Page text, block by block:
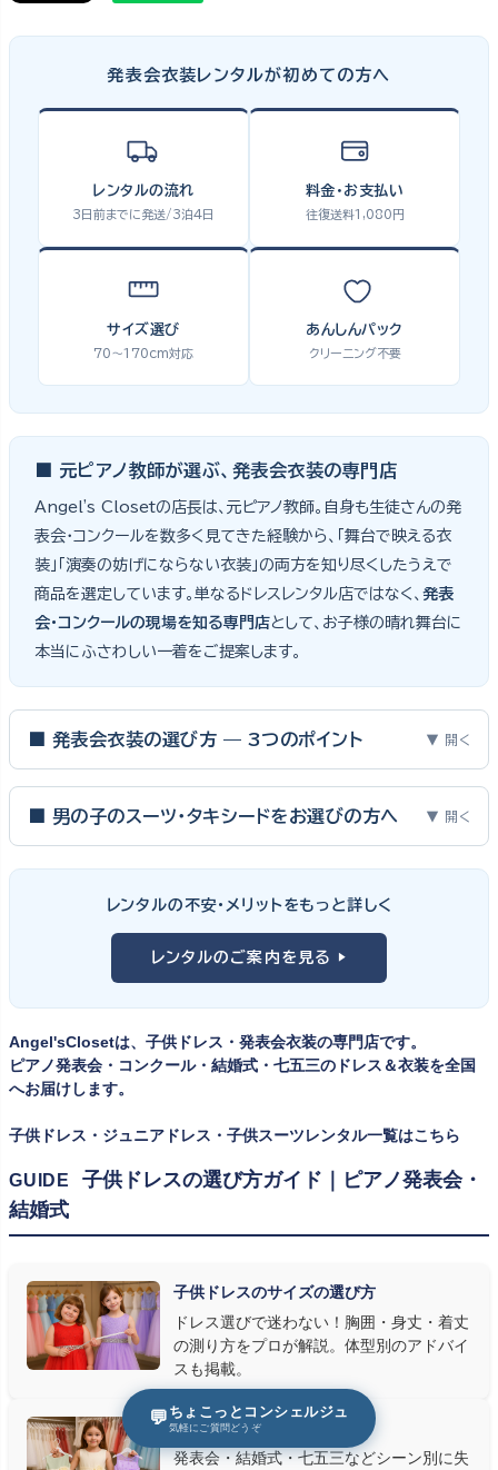
発表会衣装レンタルが初めての方へ
レンタルの流れ
3日前までに発送/3泊4日
料金・お支払い
往復送料1,080円
サイズ選び
70〜170cm対応
あんしんパック
クリーニング不要
■ 元ピアノ教師が選ぶ、発表会衣装の専門店
Angel's Closetの店長は、元ピアノ教師。自身も生徒さんの発
表会・コンクールを数多く見てきた経験から、「舞台で映える衣
装」「演奏の妨げにならない衣装」の両方を知り尽くしたうえで
商品を選定しています。単なるドレスレンタル店ではなく、 発表
会・コンクールの現場を知る専門店として、お子様の晴れ舞台に
本当にふさわしい一着をご提案します。
■ 発表会衣装の選び方 — 3つのポイント ▼ 開く
ピアノ発表会・バイオリン発表会・コンクールの舞台は、お子様にと
って特別な一日。元ピアノ教師としての経験から、衣装選びで大切
① サイズは"ジャストフィット"を選ぶ
舞台上で最も美しく見えるのは、お子様の体にきちんと合ったサ
イズのドレス・スーツです。「大きめを買って長く着せたい」という
何よりお子様を輝かせます。レンタルなら、その時のジャストサイ
ズを遠慮なく選べるのが最大のメリット。胸囲・身丈の正しい測り
② 舞台で映える色・楽器に合うデザインを選ぶ
発表会の舞台は照明が強く、客席からは意外と色味が飛んで見え
ます。ネイビー・ブラック・深みのあるジュエルカラーはホールの照
す。またピアノ演奏なら落ち着いたシックなトーン、バイオリンやソ
ロ演奏なら華やかで視線を集めるデザイン、合唱やアンサンブル
なら衣装同士が調和するクラシカルな色合い、と演目に合わせた
③ 演奏の動きを妨げない設計か確認する
■ 男の子のスーツ・タキシードをお選びの方へ ▼ 開く
向け、スリーピーススーツやベストスタイルは合唱・アンサンブル向
けと、シーンで使い分けるのがおすすめです。詳しくは
ツ・タキシード一覧
レンタルの不安・メリットをもっと詳しく
レンタルのご案内を見る ▶
Angel'sClosetは、子供ドレス・発表会衣装の専門店です。
ピアノ発表会・コンクール・結婚式・七五三のドレス＆衣装を全国
へお届けします。
子供ドレス・ジュニアドレス・子供スーツレンタル一覧はこちら
GUIDE
子供ドレスの選び方ガイド｜ピアノ発表会・
結婚式
子供ドレスのサイズの選び方
ドレス選びで迷わない！胸囲・身丈・着丈
の測り方をプロが解説。体型別のアドバイ
スも掲載。
子供ドレスの選び方
発表会・結婚式・七五三などシーン別に失
💬 ちょこっとコンシェルジュ
気軽にご質問どうぞ